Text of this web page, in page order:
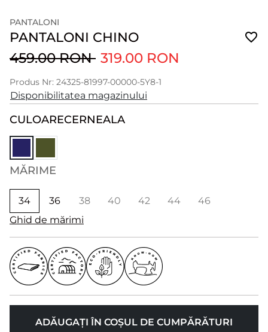
PANTALONI
PANTALONI CHINO
459.00 RON 319.00 RON
Produs Nr: 24325-81997-00000-5Y8-1
Disponibilitatea magazinului
CULOARECERNEALA
MĂRIME
34 36 38 40 42 44
46
Ghid de mărimi
ADĂUGAȚI ÎN COȘUL DE CUMPĂRĂTURI